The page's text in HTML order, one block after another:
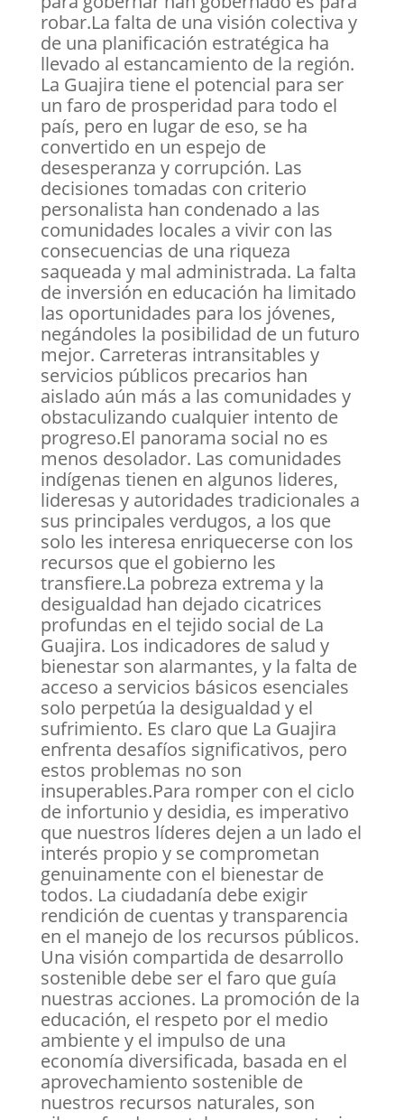
robar.La falta de una visión colectiva y
de una planificación estratégica ha
llevado al estancamiento de la región.
La Guajira tiene el potencial para ser
un faro de prosperidad para todo el
país, pero en lugar de eso, se ha
convertido en un espejo de
desesperanza y corrupción. Las
decisiones tomadas con criterio
personalista han condenado a las
comunidades locales a vivir con las
consecuencias de una riqueza
saqueada y mal administrada. La falta
de inversión en educación ha limitado
las oportunidades para los jóvenes,
negándoles la posibilidad de un futuro
mejor. Carreteras intransitables y
servicios públicos precarios han
aislado aún más a las comunidades y
obstaculizando cualquier intento de
progreso.El panorama social no es
menos desolador. Las comunidades
indígenas tienen en algunos lideres,
lideresas y autoridades tradicionales a
sus principales verdugos, a los que
solo les interesa enriquecerse con los
recursos que el gobierno les
transfiere.La pobreza extrema y la
desigualdad han dejado cicatrices
profundas en el tejido social de La
Guajira. Los indicadores de salud y
bienestar son alarmantes, y la falta de
acceso a servicios básicos esenciales
solo perpetúa la desigualdad y el
sufrimiento. Es claro que La Guajira
enfrenta desafíos significativos, pero
estos problemas no son
insuperables.Para romper con el ciclo
de infortunio y desidia, es imperativo
que nuestros líderes dejen a un lado el
interés propio y se comprometan
genuinamente con el bienestar de
todos. La ciudadanía debe exigir
rendición de cuentas y transparencia
en el manejo de los recursos públicos.
Una visión compartida de desarrollo
sostenible debe ser el faro que guía
nuestras acciones. La promoción de la
educación, el respeto por el medio
ambiente y el impulso de una
economía diversificada, basada en el
aprovechamiento sostenible de
nuestros recursos naturales, son